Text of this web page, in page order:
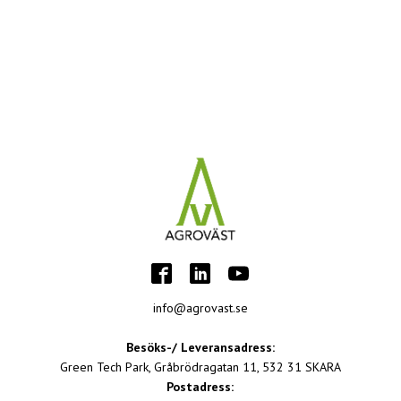
info@agrovast.se
Besöks-/ Leveransadress:
Green Tech Park, Gråbrödragatan 11, 532 31 SKARA
Postadress: